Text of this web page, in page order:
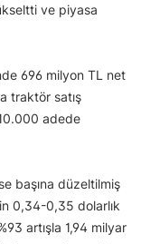
ve piyasa
696 milyon TL net
traktör satış
adede
başına düzeltilmiş
0,34-0,35 dolarlık
artışla 1,94 milyar